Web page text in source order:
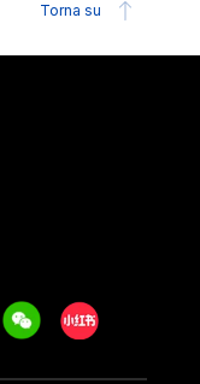
Torna su
WeechatXiaohongshu/